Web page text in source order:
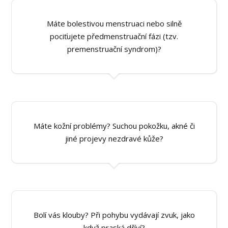
Máte bolestivou menstruaci nebo silně
pociťujete předmenstruační fázi (tzv.
premenstruační syndrom)?
Máte kožní problémy? Suchou pokožku, akné či
jiné projevy nezdravé kůže?
Bolí vás klouby? Při pohybu vydávají zvuk, jako